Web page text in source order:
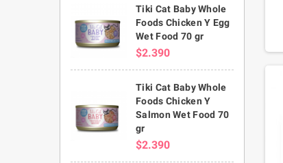
Tiki Cat Baby Whole
Foods Chicken Y Egg
Wet Food 70 gr
$2.390
Tiki Cat Baby Whole
Foods Chicken Y
Salmon Wet Food 70
gr
$2.390